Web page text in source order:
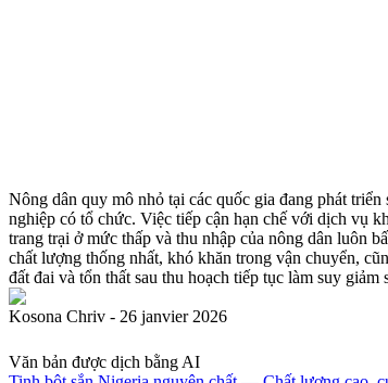
Nông dân quy mô nhỏ tại các quốc gia đang phát
nghiệp có tổ chức. Việc tiếp cận hạn chế với dịch vụ
trang trại ở mức thấp và thu nhập của nông dân luôn
chất lượng thống nhất, khó khăn trong vận chuyển,
đất đai và tổn thất sau thu hoạch tiếp tục làm suy giảm
Kosona Chriv - 26 janvier 2026
Văn bản được dịch bằng AI